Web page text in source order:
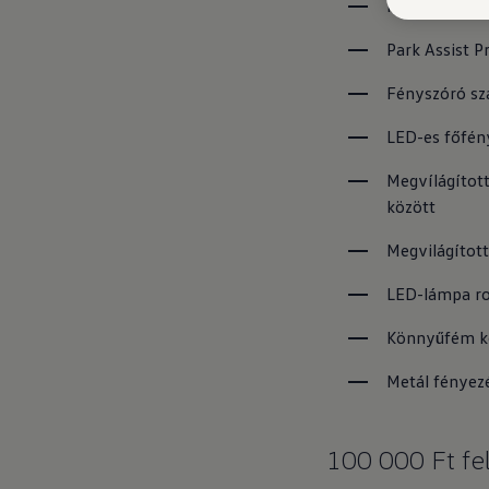
Park Assist
Fényszóró
LED-es
között
LED-lámpa
Könnyűfém
Metál
100 000 Ft